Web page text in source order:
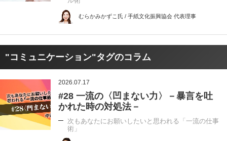
むらかみかずこ氏 / 手紙文化振興協会 代表理事
"コミュニケーション"タグのコラム
2026.07.17
#28 一流の〈凹まない力〉－暴言を吐
かれた時の対処法－
次もあなたにお願いしたいと思われる「一流の仕事
術」